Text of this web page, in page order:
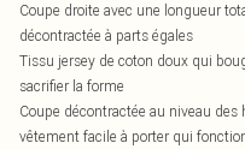
Coupe droite avec une longueur
décontractée à parts égales
Tissu jersey de coton doux qui
sacrifier la forme
Coupe décontractée au niveau
vêtement facile à porter qui